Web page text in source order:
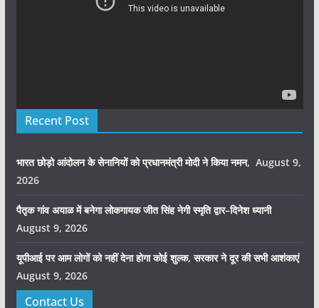
Recent Post
भारत छोड़ो आंदोलन के सेनानियों को प्रधानमंत्री मोदी ने किया नमन, August 9,
2026
पैतृक गांव अयाळ में बनेगा लोकगायक जीत सिंह नेगी स्मृति द्वार–दिनेश ध्यानी
August 9, 2026
यूपीआई पर आम लोगों को नहीं देना होगा कोई शुल्क, सरकार ने दूर की सभी आशंकाएं
August 9, 2026
Contact Us